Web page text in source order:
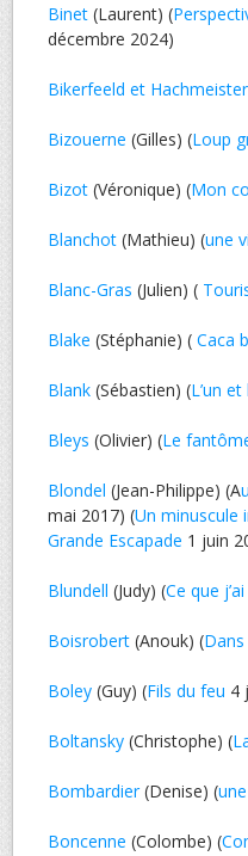
Binet (Laurent) (
décembre 2024)
Bikerfeeld et Hachmeister
Bizouerne (Gilles) (Loup
Bizot (Véronique) (Mon
Blanchot (Mathieu) (une
Blanc-Gras (Julien) (
Blake (Stéphanie) ( Caca
Blank (Sébastien) (L’un et
Bleys (Olivier) (Le
Blondel (Jean-Philippe) (A
mai 2017) (Un minuscule
Grande Escapade 1 juin
Blundell (Judy) (Ce que
Boisrobert (Anouk) (
Boley (Guy) (Fils du feu 4
Boltansky (Christophe) (
Bombardier(Denise) (
Boncenne (Colombe) (